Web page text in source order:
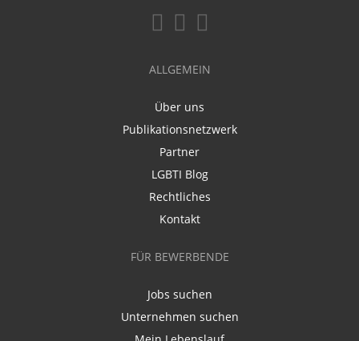
ALLGEMEIN
Über uns
Publikationsnetzwerk
Partner
LGBTI Blog
Rechtliches
Kontakt
FÜR BEWERBENDE
Jobs suchen
Unternehmen suchen